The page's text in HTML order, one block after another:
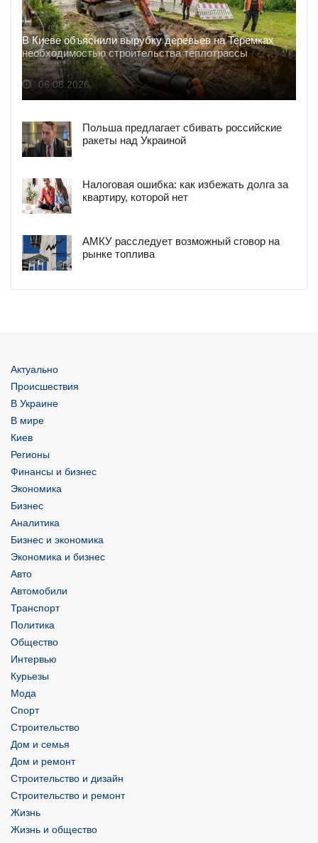
В Киеве объяснили вырубку деревьев на Теремках
необходимостью строительства теплотрассы
06.08.2026
Польша предлагает сбивать российские
ракеты над Украиной
Налоговая ошибка: как избежать долга за
квартиру, которой нет
АМКУ расследует возможный сговор на
рынке топлива
Актуально
Происшествия
В Украине
В мире
Киев
Регионы
Финансы и бизнес
Экономика
Бизнес
Аналитика
Бизнес и экономика
Экономика и бизнес
Авто
Автомобили
Транспорт
Политика
Общество
Интервью
Курьезы
Мода
Спорт
Строительство
Дом и семья
Дом и ремонт
Строительство и дизайн
Строительство и ремонт
Жизнь
Жизнь и общество